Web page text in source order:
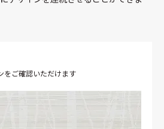
をご確認いただけます